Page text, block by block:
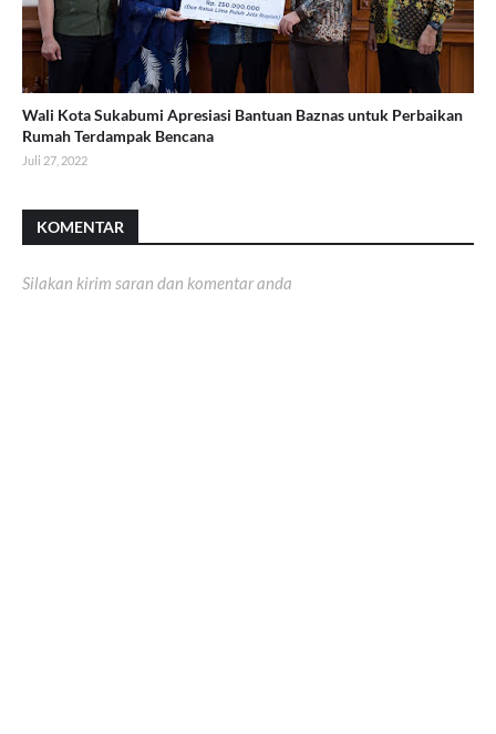
Wali Kota Sukabumi Apresiasi Bantuan Baznas untuk Perbaikan
Rumah Terdampak Bencana
Juli 27, 2022
KOMENTAR
Silakan kirim saran dan komentar anda